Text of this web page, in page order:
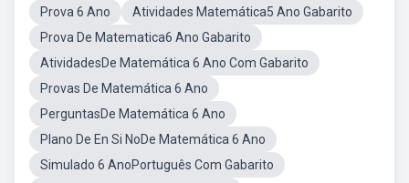
Prova 6 Ano
Atividades Matemática5 Ano Gabarito
Prova De Matematica6 Ano Gabarito
AtividadesDe Matemática 6 Ano Com Gabarito
Provas De Matemática 6 Ano
PerguntasDe Matemática 6 Ano
Plano De En Si NoDe Matemática 6 Ano
Simulado 6 AnoPortuguês Com Gabarito